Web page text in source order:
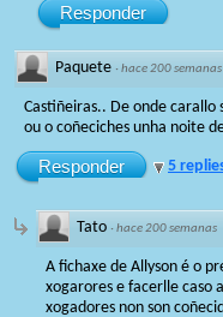
Responder
Paquete ·hace 200 semanas
Castiñeiras.. De onde carallo
ou o coñeciches unha noite
Responder 5
Tato ·hace 200 semanas
A fichaxe de Allyson é o
xogarores e facerlle caso
xogadores non son